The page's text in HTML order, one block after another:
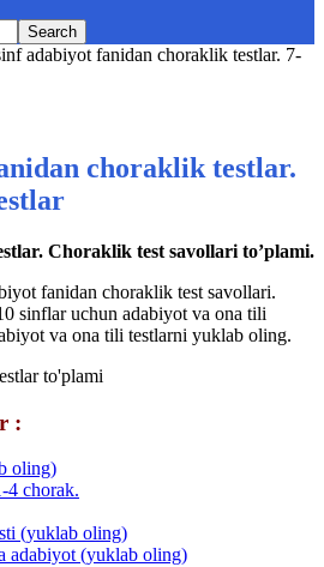
adabiyot fanidan choraklik testlar. 7-
choraklik testlar.
Choraklik test savollari to’plami.
fanidan choraklik test savollari.
sinflar uchun adabiyot va ona tili
va ona tili testlarni yuklab oling.
:
oling)
4 chorak.
(yuklab oling)
adabiyot (yuklab oling)